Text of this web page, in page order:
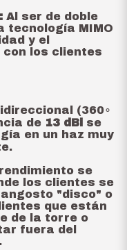
Al ser de doble
tecnología MIMO
y el
con los clientes
(360∘
de 13dBi
se
en un haz muy
se
los clientes se
"disco" o
que están
de la torre o
fuera del